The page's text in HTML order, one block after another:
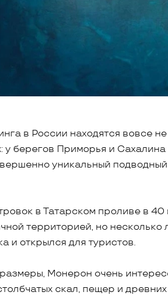
в России находятся вовсе
у берегов Приморья и
уникальный
в Татарском проливе в
территорией, но несколько
и открылся для туристов.
Монерон очень
скал, пещер и